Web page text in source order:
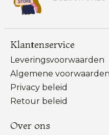
Klantenservice
Leveringsvoorwaarden
Algemene voorwaarden
Privacy beleid
Retour beleid
Over ons